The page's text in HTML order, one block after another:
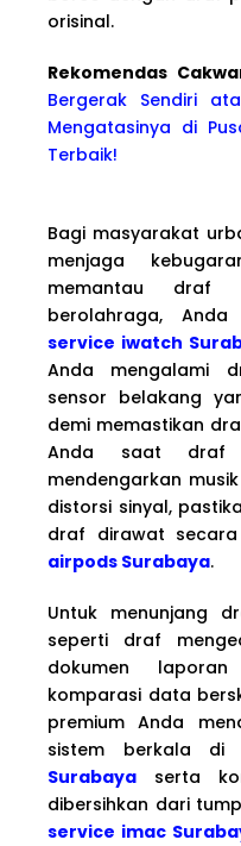
orisinal.
Rekomendas Cakwa
Bergerak Sendiri
Mengatasinya di
Terbaik!
Bagi masyarakat
menjaga
memantau draf
berolahraga,
service iwatch
Anda mengalami
sensor belakang
demi memastikan
Anda saat draf
mendengarkan
distorsi sinyal,
draf dirawat
airpods Surabaya.
Untuk menunjang
seperti draf
dokumen
komparasi data
premium Anda
sistem berkala
Surabaya serta
dibersihkan dari
service imac